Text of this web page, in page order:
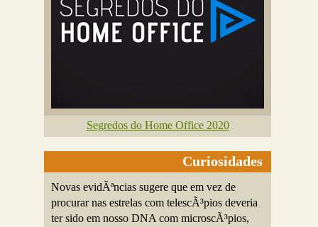
Segredos do Home Office 2020
Curiosidades
Novas evidÃªncias sugere que em vez de
procurar nas estrelas com telescÃ³pios deveria
ter sido em nosso DNA com microscÃ³pios,